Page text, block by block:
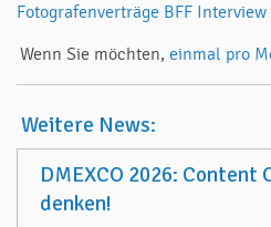
Fotografenverträge BFF Interview
Wenn Sie möchten, einmal pro
Weitere News:
DMEXCO 2026: Content
denken!